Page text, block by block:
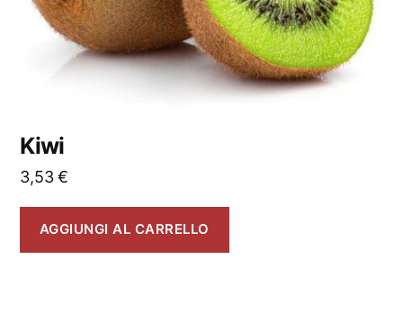
Kiwi
3,53€
AGGIUNGI AL CARRELLO